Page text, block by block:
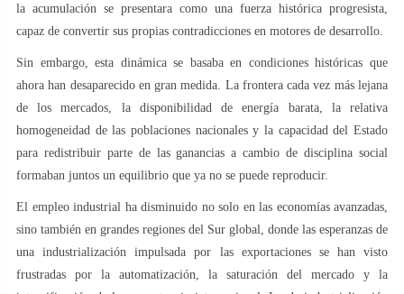
la acumulación se presentara como una fuerza histórica progresista,
capaz de convertir sus propias contradicciones en motores de desarrollo.
Sin embargo, esta dinámica se basaba en condiciones históricas que
ahora han desaparecido en gran medida. La frontera cada vez más lejana
de los mercados, la disponibilidad de energía barata, la relativa
homogeneidad de las poblaciones nacionales y la capacidad del Estado
para redistribuir parte de las ganancias a cambio de disciplina social
formaban juntos un equilibrio que ya no se puede reproducir.
El empleo industrial ha disminuido no solo en las economías avanzadas,
sino también en grandes regiones del Sur global, donde las esperanzas de
una industrialización impulsada por las exportaciones se han visto
frustradas por la automatización, la saturación del mercado y la